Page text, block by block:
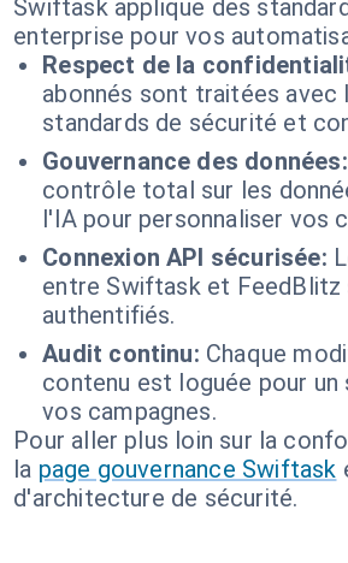
Swiftask applique des
enterprise pour vos
Respect de la
abonnés sont traitées avec
standards de sécurité et
Gouvernance des données:
contrôle total sur les
l'IA pour personnaliser vos
Connexion API sécurisée:
entre Swiftask et
authentifiés.
Audit continu: Chaque
contenu est loguée pour
vos campagnes.
Pour aller plus loin sur la
la page gouvernance Swiftask
d'architecture de sécurité.